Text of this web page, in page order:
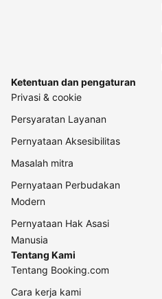
Ketentuan dan pengaturan
Privasi & cookie
Persyaratan Layanan
Pernyataan Aksesibilitas
Masalah mitra
Pernyataan Perbudakan
Modern
Pernyataan Hak Asasi
Manusia
Tentang Kami
Tentang Booking.com
Cara kerja kami